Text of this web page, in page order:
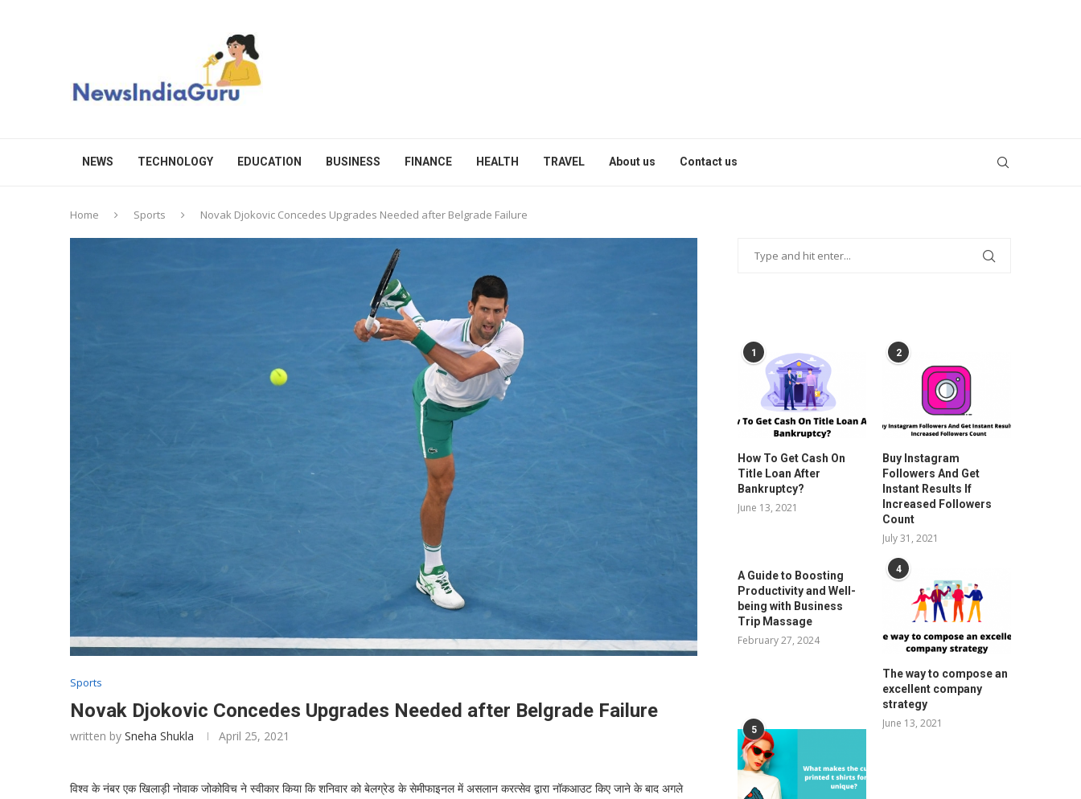
NEWS TECHNOLOGY EDUCATION BUSINESS FINANCE HEALTH TRAVEL About us Contact us
Home Sports Novak Djokovic Concedes Upgrades Needed after Belgrade Failure
Sports
Novak Djokovic Concedes Upgrades Needed after Belgrade Failure
written by Sneha Shukla April 25, 2021
विश्व के नंबर एक खिलाड़ी नोवाक जोकोविच ने स्वीकार किया कि शनिवार को बेलग्रेड के सेमीफाइनल में असलान करत्सेव द्वारा नॉकआउट किए जाने के बाद अगले
1
How To Get Cash On
Title Loan After
Bankruptcy?
June 13, 2021
2
Buy Instagram
Followers And Get
Instant Results If
Increased Followers
Count
July 31, 2021
A Guide to Boosting
Productivity and Well-
being with Business
Trip Massage
February 27, 2024
4
The way to compose an
excellent company
strategy
June 13, 2021
5